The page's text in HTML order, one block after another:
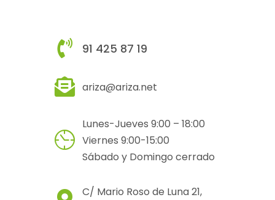
91 425 87 19
ariza@ariza.net
Lunes-Jueves 9:00 – 18:00
Viernes 9:00-15:00
Sábado y Domingo cerrado
C/ Mario Roso de Luna 21,